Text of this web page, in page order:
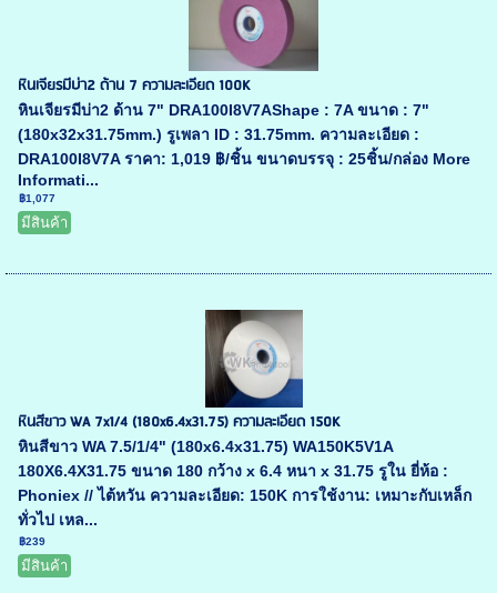
หินเจียรมีบ่า2 ด้าน 7 ความละเอียด 100K
หินเจียรมีบ่า2 ด้าน 7" DRA100I8V7AShape : 7A ขนาด : 7"
(180x32x31.75mm.) รูเพลา ID : 31.75mm. ความละเอียด :
DRA100I8V7A ราคา: 1,019 ฿/ชิ้น ขนาดบรรจุ : 25ชิ้น/กล่อง More
Informati...
฿1,077
มีสินค้า
หินสีขาว WA 7x1/4 (180x6.4x31.75) ความละเอียด 150K
หินสีขาว WA 7.5/1/4" (180x6.4x31.75) WA150K5V1A
180X6.4X31.75 ขนาด 180 กว้าง x 6.4 หนา x 31.75 รูใน ยี่ห้อ :
Phoniex // ไต้หวัน ความละเอียด: 150K การใช้งาน: เหมาะกับเหล็ก
ทั่วไป เหล...
฿239
มีสินค้า